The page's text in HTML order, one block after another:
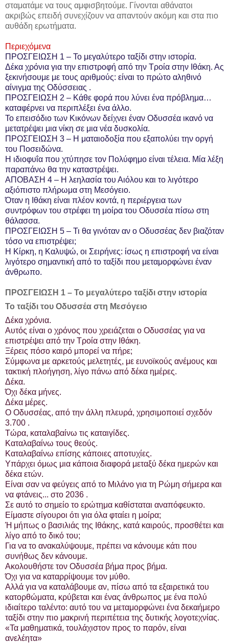
σταματάμε να τους αμφισβητούμε. Γίνονται αθάνατοι
ακριβώς επειδή συνεχίζουν να απαντούν ακόμη και στα πιο
αυθάδη ερωτήματα.
Περιεχόμενα
ΠΡΟΣΓΕΙΩΣΗ 1 – Το μεγαλύτερο ταξίδι στην ιστορία.
Δέκα χρόνια για την επιστροφή από την Τροία στην Ιθάκη. Ας
ξεκινήσουμε με τους αριθμούς: είναι το πρώτο αληθινό
αίνιγμα της Οδύσσειας .
ΠΡΟΣΓΕΙΩΣΗ 2 – Κάθε φορά που λύνει ένα πρόβλημα…
καταφέρνει να περιπλέξει ένα άλλο.
Το επεισόδιο των Κικόνων δείχνει έναν Οδυσσέα ικανό να
μετατρέψει μια νίκη σε μια νέα δυσκολία.
ΠΡΟΣΓΕΙΩΣΗ 3 – Η ματαιοδοξία που εξαπολύει την οργή
του Ποσειδώνα.
Η ιδιοφυΐα που χτύπησε τον Πολύφημο είναι τέλεια. Μία λέξη
παραπάνω θα την καταστρέψει.
ΑΠΟΒΑΣΗ 4 – Η λεηλασία του Αιόλου και το λιγότερο
αξιόπιστο πλήρωμα στη Μεσόγειο.
Όταν η Ιθάκη είναι πλέον κοντά, η περιέργεια των
συντρόφων του στρέφει τη μοίρα του Οδυσσέα πίσω στη
θάλασσα.
ΠΡΟΣΓΕΙΩΣΗ 5 – Τι θα γινόταν αν ο Οδυσσέας δεν βιαζόταν
τόσο να επιστρέψει;
Η Κίρκη, η Καλυψώ, οι Σειρήνες: ίσως η επιστροφή να είναι
λιγότερο σημαντική από το ταξίδι που μεταμορφώνει έναν
άνθρωπο.
ΠΡΟΣΓΕΙΩΣΗ 1 – Το μεγαλύτερο ταξίδι στην ιστορία
Το ταξίδι του Οδυσσέα στη Μεσόγειο
Δέκα χρόνια.
Αυτός είναι ο χρόνος που χρειάζεται ο Οδυσσέας για να
επιστρέψει από την Τροία στην Ιθάκη.
Ξέρεις πόσο καιρό μπορεί να πήρε;
Σύμφωνα με αρκετούς μελετητές, με ευνοϊκούς ανέμους και
τακτική πλοήγηση, λίγο πάνω από δέκα ημέρες.
Δέκα.
Όχι δέκα μήνες.
Δέκα μέρες.
Ο Οδυσσέας, από την άλλη πλευρά, χρησιμοποιεί σχεδόν
3.700 .
Τώρα, καταλαβαίνω τις καταιγίδες.
Καταλαβαίνω τους θεούς.
Καταλαβαίνω επίσης κάποιες αποτυχίες.
Υπάρχει όμως μια κάποια διαφορά μεταξύ δέκα ημερών και
δέκα ετών.
Είναι σαν να φεύγεις από το Μιλάνο για τη Ρώμη σήμερα και
να φτάνεις... στο 2036 .
Σε αυτό το σημείο το ερώτημα καθίσταται αναπόφευκτο.
Είμαστε σίγουροι ότι για όλα φταίει η μοίρα;
Ή μήπως ο βασιλιάς της Ιθάκης, κατά καιρούς, προσθέτει και
λίγο από το δικό του;
Για να το ανακαλύψουμε, πρέπει να κάνουμε κάτι που
συνήθως δεν κάνουμε.
Ακολουθήστε τον Οδυσσέα βήμα προς βήμα.
Όχι για να καταρρίψουμε τον μύθο.
Αλλά για να καταλάβουμε αν, πίσω από τα εξαιρετικά του
κατορθώματα, κρύβεται και ένας άνθρωπος με ένα πολύ
ιδιαίτερο ταλέντο: αυτό του να μεταμορφώνει ένα δεκαήμερο
ταξίδι στην πιο μακρινή περιπέτεια της δυτικής λογοτεχνίας.
«Τα μαθηματικά, τουλάχιστον προς το παρόν, είναι
ανελέητα»